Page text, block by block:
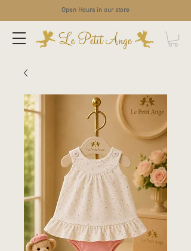
Open Hours in our store
Le Petit Ange